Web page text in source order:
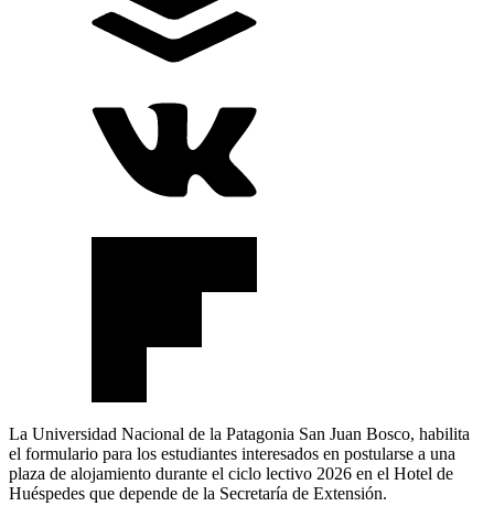
La Universidad Nacional de la Patagonia San Juan Bosco, habilita
el formulario para los estudiantes interesados en postularse a una
plaza de alojamiento durante el ciclo lectivo 2026 en el Hotel de
Huéspedes que depende de la Secretaría de Extensión.